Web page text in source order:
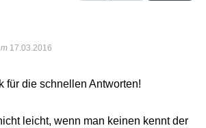
17.03.2016
für die schnellen Antworten!
leicht, wenn man keinen kennt der